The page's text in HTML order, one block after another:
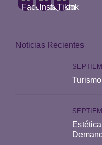
Noticias Recientes